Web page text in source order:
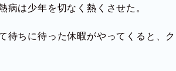
病は少年を切なく熱くさせた。
待ちに待った休暇がやってくると、